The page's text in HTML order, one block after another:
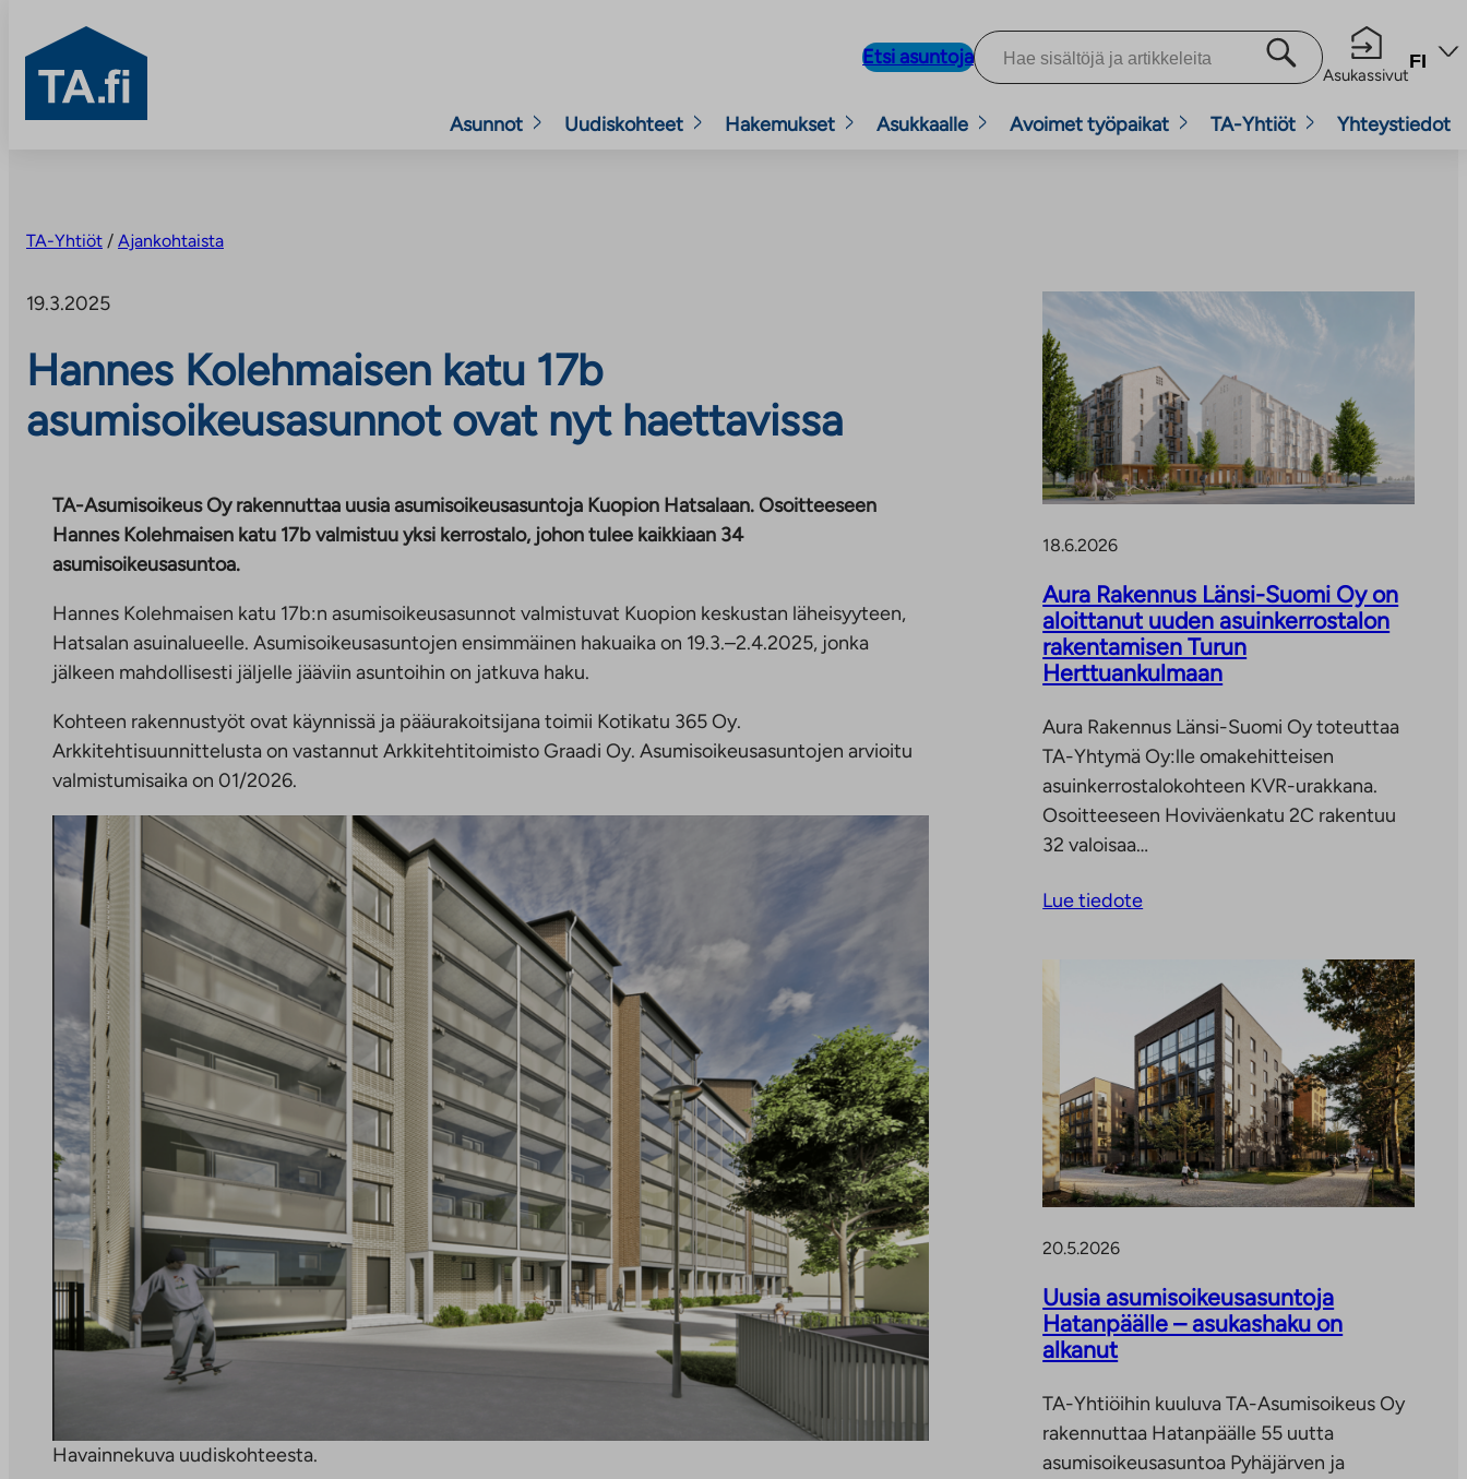
TA.fi
Etsi asuntoja
Asukassivut
FI
Asunnot Uudiskohteet Hakemukset Asukkaalle Avoimet työpaikat TA-Yhtiöt Yhteystiedot
TA-Yhtiöt / Ajankohtaista
19.3.2025
Hannes Kolehmaisen katu 17b
asumisoikeusasunnot ovat nyt haettavissa
TA-Asumisoikeus Oy rakennuttaa uusia asumisoikeusasuntoja Kuopion Hatsalaan. Osoitteeseen
Hannes Kolehmaisen katu 17b valmistuu yksi kerrostalo, johon tulee kaikkiaan 34
asumisoikeusasuntoa.
Hannes Kolehmaisen katu 17b:n asumisoikeusasunnot valmistuvat Kuopion keskustan läheisyyteen,
Hatsalan asuinalueelle. Asumisoikeusasuntojen ensimmäinen hakuaika on 19.3.–2.4.2025, jonka
jälkeen mahdollisesti jäljelle jääviin asuntoihin on jatkuva haku.
Kohteen rakennustyöt ovat käynnissä ja pääurakoitsijana toimii Kotikatu 365 Oy.
Arkkitehtisuunnittelusta on vastannut Arkkitehtitoimisto Graadi Oy. Asumisoikeusasuntojen arvioitu
valmistumisaika on 01/2026.
Havainnekuva uudiskohteesta.
18.6.2026
Aura Rakennus Länsi-Suomi Oy on
aloittanut uuden asuinkerrostalon
rakentamisen Turun
Herttuankulmaan
Aura Rakennus Länsi-Suomi Oy toteuttaa
TA-Yhtymä Oy:lle omakehitteisen
asuinkerrostalokohteen KVR-urakkana.
Osoitteeseen Hoviväenkatu 2C rakentuu
32 valoisaa…
Lue tiedote
20.5.2026
Uusia asumisoikeusasuntoja
Hatanpäälle – asukashaku on
alkanut
TA-Yhtiöihin kuuluva TA-Asumisoikeus Oy
rakennuttaa Hatanpäälle 55 uutta
asumisoikeusasuntoa Pyhäjärven ja